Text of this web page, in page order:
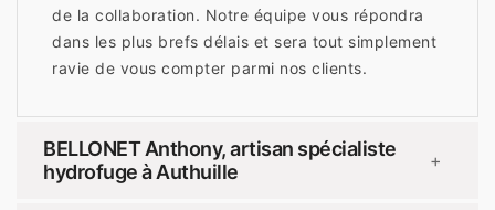
de la collaboration. Notre équipe vous répondra
dans les plus brefs délais et sera tout simplement
ravie de vous compter parmi nos clients.
BELLONET Anthony, artisan spécialiste
hydrofuge à Authuille
+